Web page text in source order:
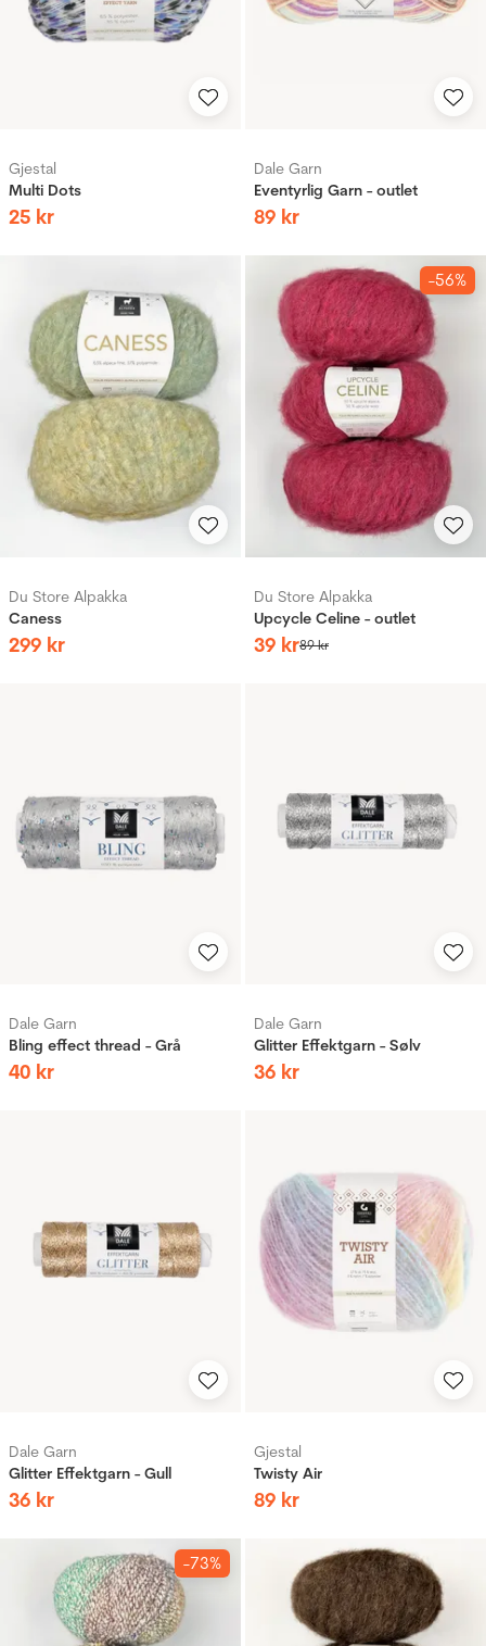
Gjestal
Multi Dots
25 kr
Dale Garn
Eventyrlig Garn - outlet
89 kr
Du Store Alpakka
Caness
299 kr
-56%
Du Store Alpakka
Upcycle Celine - outlet
39 kr89kr
Dale Garn
Bling effect thread - Grå
40 kr
Dale Garn
Glitter Effektgarn - Sølv
36 kr
Dale Garn
Glitter Effektgarn - Gull
36 kr
Gjestal
Twisty Air
89 kr
-73%